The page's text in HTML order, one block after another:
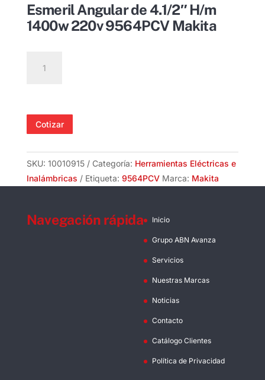
Esmeril Angular de 4.1/2″ H/m
1400w 220v 9564PCV Makita
Angular
H/m
1400w
9564PCV
Makita
Cotizar
SKU: 10010915 Categoría: Herramientas Eléctricas e
Inalámbricas
Etiqueta: 9564PCV Marca: Makita
Navegación rápida Inicio
Grupo ABN Avanza
Servicios
Nuestras Marcas
Noticias
Contacto
Catálogo Clientes
Política de Privacidad